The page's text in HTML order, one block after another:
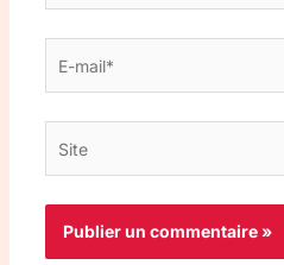
mail*